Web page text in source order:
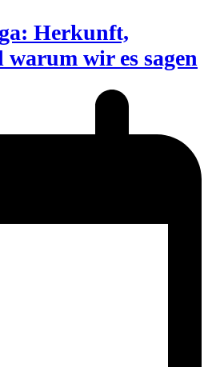
Herkunft,
wir es sagen